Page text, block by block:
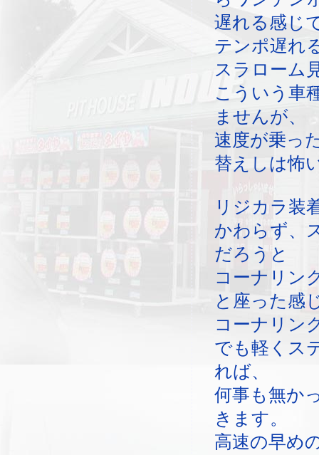
遅れる感じ
テンポ遅れ
スラローム
こういう車
ませんが、
速度が乗っ
替えしは怖
リジカラ装
かわらず、
だろうと
コーナリン
と座った感
コーナリン
でも軽くス
れば、
何事も無か
きます。
高速の早め